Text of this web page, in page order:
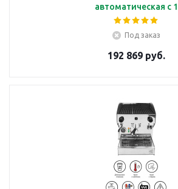
автоматическая с 1
группой под высокие
чашки
Под заказ
192 869 руб.